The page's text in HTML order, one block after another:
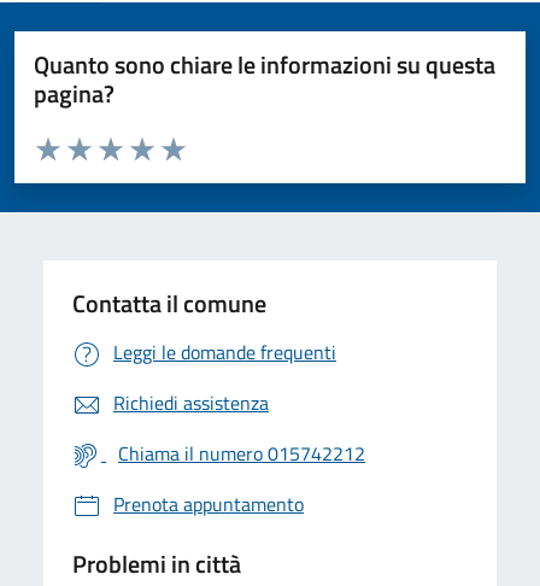
Quanto sono chiare le informazioni su questa
pagina?
Valuta da 1 a 5 stelle la pagina
Valuta 5 stelle su 5
Valuta 4 stelle su 5
Valuta 3 stelle su 5
Valuta 2 stelle su 5
Valuta 1 stelle su 5
Contatta il comune
Leggi le domande frequenti
Richiedi assistenza
Chiama il numero 015742212
Prenota appuntamento
Problemi in città